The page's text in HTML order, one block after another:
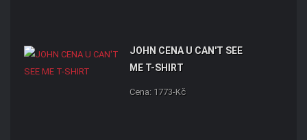
JOHN CENA U CAN'T SEE
ME T-SHIRT
Cena: 1773-Kč